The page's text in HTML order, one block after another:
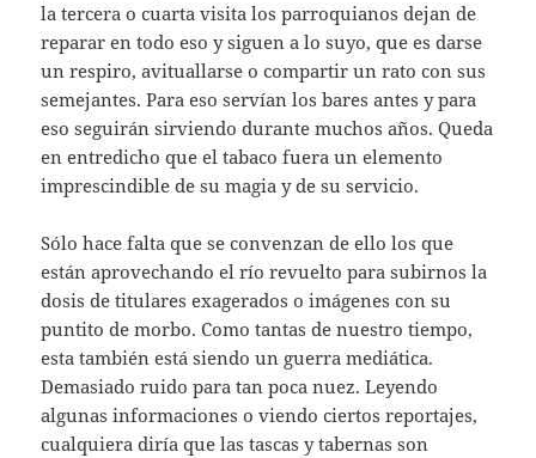
la tercera o cuarta visita los parroquianos dejan de
reparar en todo eso y siguen a lo suyo, que es darse
un respiro, avituallarse o compartir un rato con sus
semejantes. Para eso servían los bares antes y para
eso seguirán sirviendo durante muchos años. Queda
en entredicho que el tabaco fuera un elemento
imprescindible de su magia y de su servicio.
Sólo hace falta que se convenzan de ello los que
están aprovechando el río revuelto para subirnos la
dosis de titulares exagerados o imágenes con su
puntito de morbo. Como tantas de nuestro tiempo,
esta también está siendo un guerra mediática.
Demasiado ruido para tan poca nuez. Leyendo
algunas informaciones o viendo ciertos reportajes,
cualquiera diría que las tascas y tabernas son